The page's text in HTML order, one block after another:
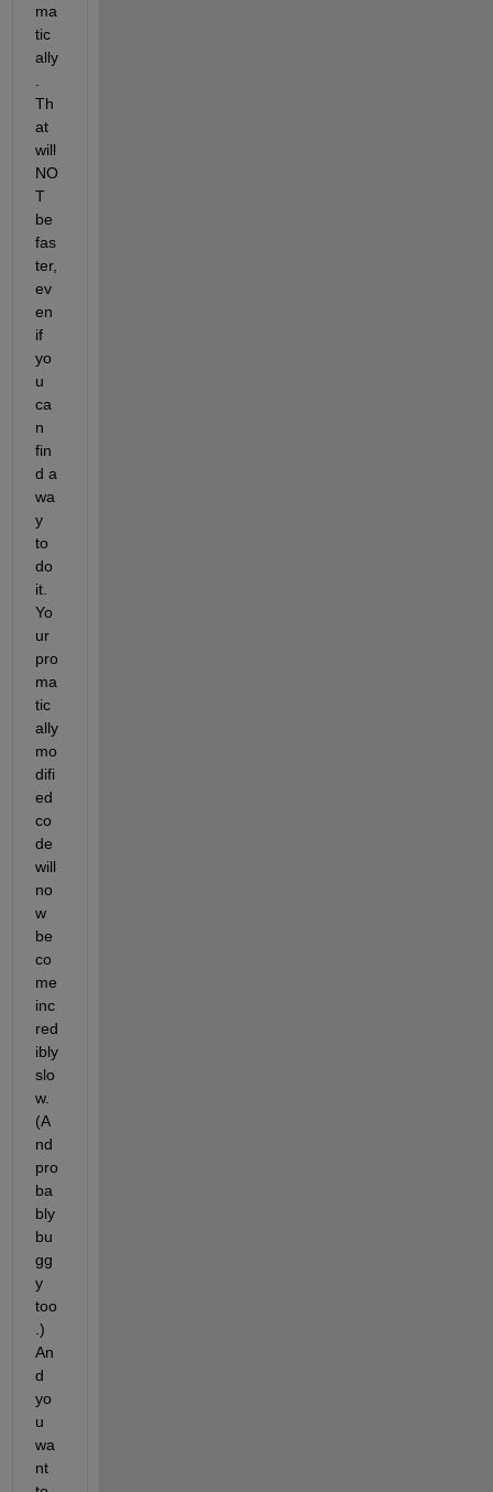
ma
tic
ally
Th
at
will
NO
T
be
fas
ter,
ev
en
if
yo
u
ca
n
fin
d a
wa
y
to
do
it.
Yo
ur
pro
ma
tic
ally
mo
difi
ed
co
de
will
no
w
be
co
me
inc
red
ibly
slo
w.
(A
nd
pro
ba
bly
bu
gg
y
too
.)
An
d
yo
u
wa
nt